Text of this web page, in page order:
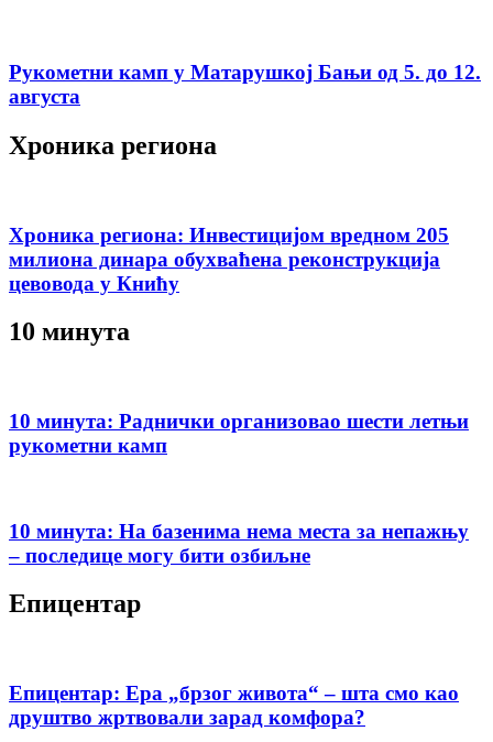
Рукометни камп у Матарушкој Бањи од 5. до 12.
августа
Хроника региона
Хроника региона: Инвестицијом вредном 205
милиона динара обухваћена реконструкција
цевовода у Книћу
10 минута
10 минута: Раднички организовао шести летњи
рукометни камп
10 минута: На базенима нема места за непажњу
– последице могу бити озбиљне
Епицентар
Епицентар: Ера „брзог живота“ – шта смо као
друштво жртвовали зарад комфора?